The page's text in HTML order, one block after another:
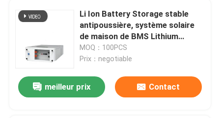
Li Ion Battery Storage stable
antipoussière, système solaire
de maison de BMS Lithium
Batteries For
MOQ：100PCS
Prix：negotiable
meilleur prix Contact